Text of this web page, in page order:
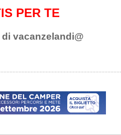
PER TE
vacanzelandi@